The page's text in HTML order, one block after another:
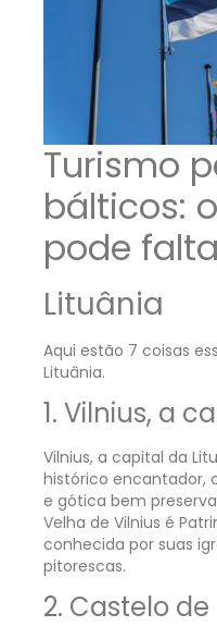
Turismo
bálticos:
pode
Lituânia
Aqui estão 7 coisas
Lituânia.
1. Vilnius, a
Vilnius, a capital da
histórico encantador,
e gótica bem
Velha de Vilnius é
conhecida por suas
pitorescas.
2. Castelo de